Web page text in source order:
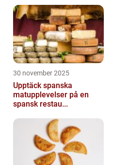
30 november 2025
Upptäck spanska
matupplevelser på en
spansk restau...